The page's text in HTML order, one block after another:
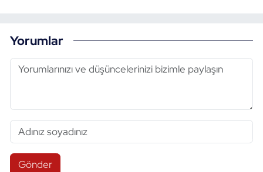
Yorumlar
Gönder